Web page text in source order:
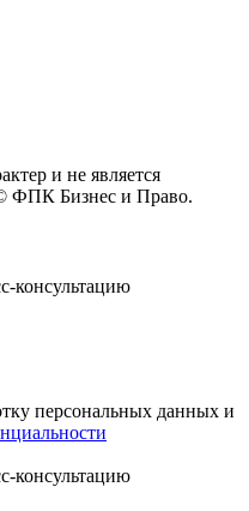
и не является
ФПК Бизнес и Право.
консультацию
персональных данных и
консультацию